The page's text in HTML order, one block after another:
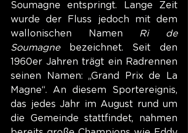
Soumagne entspringt. Lange Zeit
wurde der Fluss jedoch mit dem
wallonischen Namen Ri de
Soumagne bezeichnet. Seit den
1960er Jahren trägt ein Radrennen
seinen Namen: „Grand Prix de La
Magne“. An diesem Sportereignis,
das jedes Jahr im August rund um
die Gemeinde stattfindet, nahmen